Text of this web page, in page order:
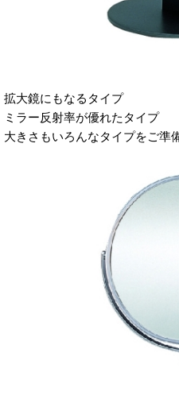
拡大鏡にもなるタイプ
ミラー反射率が優れたタイプ
大きさもいろんなタイプをご準